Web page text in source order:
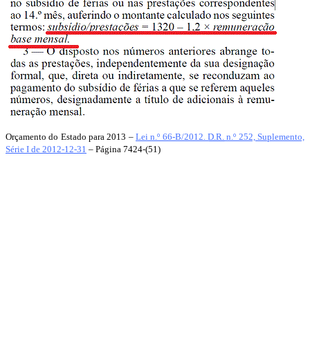
Orçamento do Estado para 2013 – Lei n.º 66-B/2012. D.R. n.º 252, Suplemento,
Série I de 2012-12-31 – Página 7424-(51)